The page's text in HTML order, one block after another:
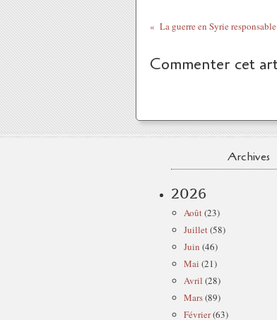
Commenter cet
Archives
2026
Août(23)
Juillet(58)
Juin (46)
Mai (21)
Avril (28)
Mars(89)
Février(63)